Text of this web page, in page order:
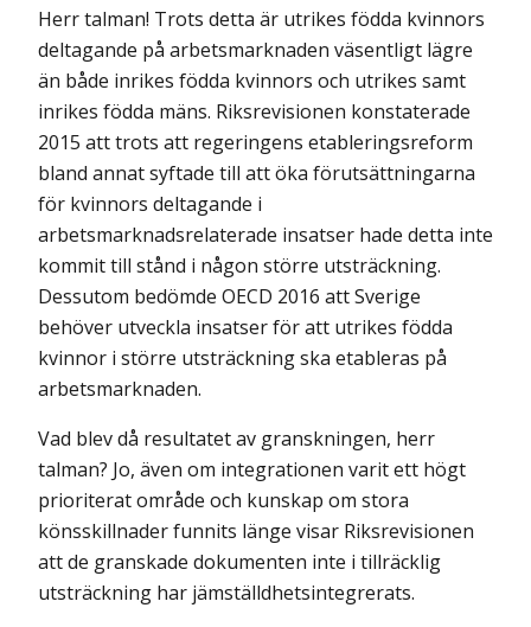
Herr talman! Trots detta är utrikes födda kvinnors
deltagande på arbetsmarknaden väsentligt lägre
än både inrikes födda kvinnors och utrikes samt
inrikes födda mäns. Riksrevisionen konstaterade
2015 att trots att regeringens etableringsreform
bland annat syftade till att öka förutsättningarna
för kvinnors deltagande i
arbetsmarknadsrelaterade insatser hade detta inte
kommit till stånd i någon större utsträckning.
Dessutom bedömde OECD 2016 att Sverige
behöver utveckla insatser för att utrikes födda
kvinnor i större utsträckning ska etableras på
arbetsmarknaden.
Vad blev då resultatet av granskningen, herr
talman? Jo, även om integrationen varit ett högt
prioriterat område och kunskap om stora
könsskillnader funnits länge visar Riksrevisionen
att de granskade dokumenten inte i tillräcklig
utsträckning har jämställdhetsintegrerats.